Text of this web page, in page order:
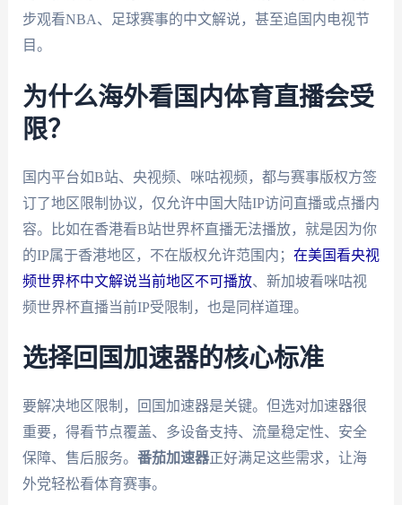
步观看NBA、足球赛事的中文解说，甚至追国内电视节
目。
为什么海外看国内体育直播会受
限？
国内平台如B站、央视频、咪咕视频，都与赛事版权方签
订了地区限制协议，仅允许中国大陆IP访问直播或点播内
容。比如在香港看B站世界杯直播无法播放，就是因为你
的IP属于香港地区，不在版权允许范围内； 在美国看央视
频世界杯中文解说当前地区不可播放、新加坡看咪咕视
频世界杯直播当前IP受限制，也是同样道理。
选择回国加速器的核心标准
要解决地区限制，回国加速器是关键。但选对加速器很
重要，得看节点覆盖、多设备支持、流量稳定性、安全
保障、售后服务。 番茄加速器正好满足这些需求，让海
外党轻松看体育赛事。